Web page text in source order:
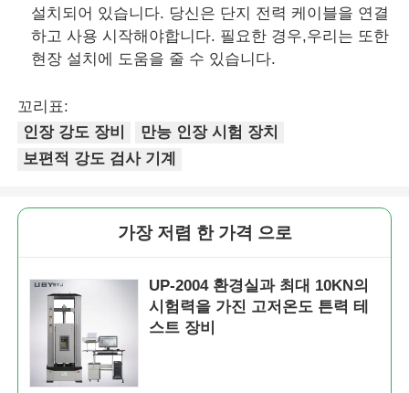
설치되어 있습니다. 당신은 단지 전력 케이블을 연결
하고 사용 시작해야합니다. 필요한 경우,우리는 또한
현장 설치에 도움을 줄 수 있습니다.
꼬리표:
인장 강도 장비
만능 인장 시험 장치
보편적 강도 검사 기계
가장 저렴 한 가격 으로
UP-2004 환경실과 최대 10KN의
시험력을 가진 고저온도 튼력 테
스트 장비